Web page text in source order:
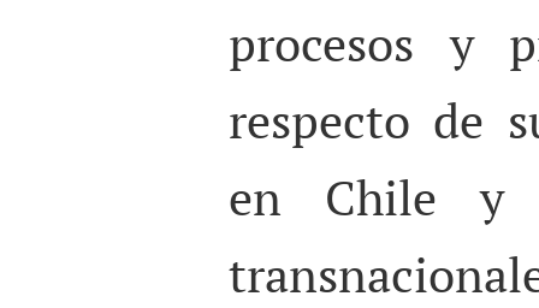
procesos y
respecto de
en Chile y